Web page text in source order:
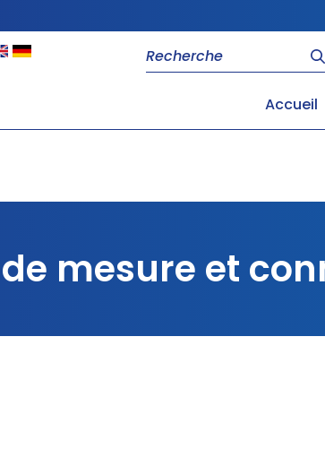
Accueil
mesure et